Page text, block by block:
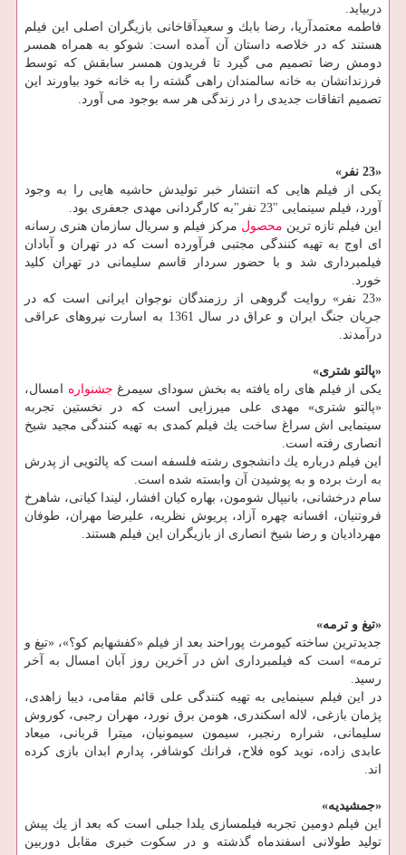
دربیاید.
فاطمه معتمدآریا، رضا بابك و سعیدآقاخانی بازیگران اصلی این فیلم
هستند كه در خلاصه داستان آن آمده است: شوكو به همراه همسر
دومش رضا تصمیم می گیرد تا فریدون همسر سابقش كه توسط
فرزندانشان به خانه سالمندان راهی گشته را به خانه خود بیاورند این
تصمیم اتفاقات جدیدی را در زندگی هر سه بوجود می آورد.
«23 نفر»
یكی از فیلم هایی كه انتشار خبر تولیدش حاشیه هایی را به وجود
آورد، فیلم سینمایی "23 نفر"به كارگردانی مهدی جعفری بود.
این فیلم تازه ترین محصول مركز فیلم و سریال سازمان هنری رسانه
ای اوج به تهیه كنندگی مجتبی فرآورده است كه در تهران و آبادان
فیلمبرداری شد و با حضور سردار قاسم سلیمانی در تهران كلید
خورد.
«23 نفر» روایت گروهی از رزمندگان نوجوان ایرانی است كه در
جریان جنگ ایران و عراق در سال 1361 به اسارت نیروهای عراقی
درآمدند.
«پالتو شتری»
یكی از فیلم های راه یافته به بخش سودای سیمرغ جشنواره امسال،
«پالتو شتری» مهدی علی میرزایی است كه در نخستین تجربه
سینمایی اش سراغ ساخت یك فیلم كمدی به تهیه كنندگی مجید شیخ
انصاری رفته است.
این فیلم درباره یك دانشجوی رشته فلسفه است كه پالتویی از پدرش
به ارث برده و به پوشیدن آن وابسته شده است.
سام درخشانی، بانیپال شومون، بهاره كیان افشار، لیندا كیانی، شاهرخ
فروتنیان، افسانه چهره آزاد، پریوش نظریه، علیرضا مهران، طوفان
مهردادیان و رضا شیخ انصاری از بازیگران این فیلم هستند.
«تیغ و ترمه»
جدیدترین ساخته كیومرث پوراحند بعد از فیلم «كفشهایم كو؟»، «تیغ و
ترمه» است كه فیلمبرداری اش در آخرین روز آبان امسال به آخر
رسید.
در این فیلم سینمایی به تهیه كنندگی علی قائم مقامی، دیبا زاهدی،
پژمان بازغی، لاله اسكندری، هومن برق نورد، مهران رجبی، كوروش
سلیمانی، شراره رنجبر، سیمون سیمونیان، میترا قربانی، میعاد
عابدی زاده، نوید كوه فلاح، فرانك كوشافر، پدارم ابدان بازی كرده
اند.
«جمشیدیه»
این فیلم دومین تجربه فیلمسازی یلدا جبلی است كه بعد از یك پیش
تولید طولانی اسفندماه گذشته و در سكوت خبری مقابل دوربین